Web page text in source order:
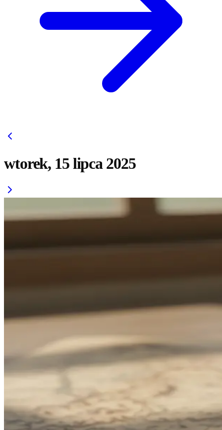
wtorek, 15 lipca 2025